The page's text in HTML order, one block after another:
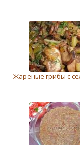
Жареные грибы с